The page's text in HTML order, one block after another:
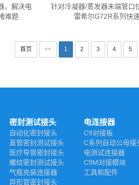
，解决电
难题
针对冷凝器/蒸发器未端管口
雷希尔G72R系列快
首页 << 1 2 3 4 5
密封测试接头
自动化密封接头
直管密封测试接头
医疗导管密封接头
螺纹密封测试接头
气瓶充装连接器
异形管密封接头
电连接器
C9对接板
C系列自动公母接
电测试连接器
C9M对接模块
工具和配件